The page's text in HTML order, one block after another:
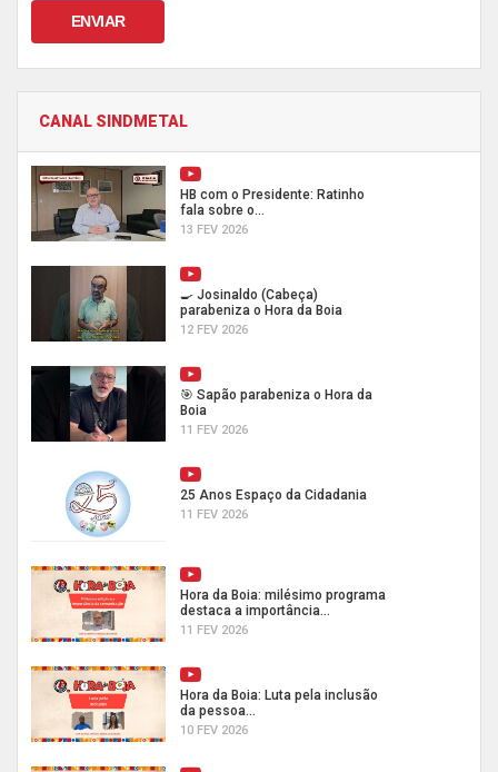
ENVIAR
CANAL SINDMETAL
HB com o Presidente: Ratinho
fala sobre o...
13 FEV 2026
🍳 Josinaldo (Cabeça)
parabeniza o Hora da Boia
12 FEV 2026
🎯 Sapão parabeniza o Hora da
Boia
11 FEV 2026
25 Anos Espaço da Cidadania
11 FEV 2026
Hora da Boia: milésimo programa
destaca a importância...
11 FEV 2026
Hora da Boia: Luta pela inclusão
da pessoa...
10 FEV 2026